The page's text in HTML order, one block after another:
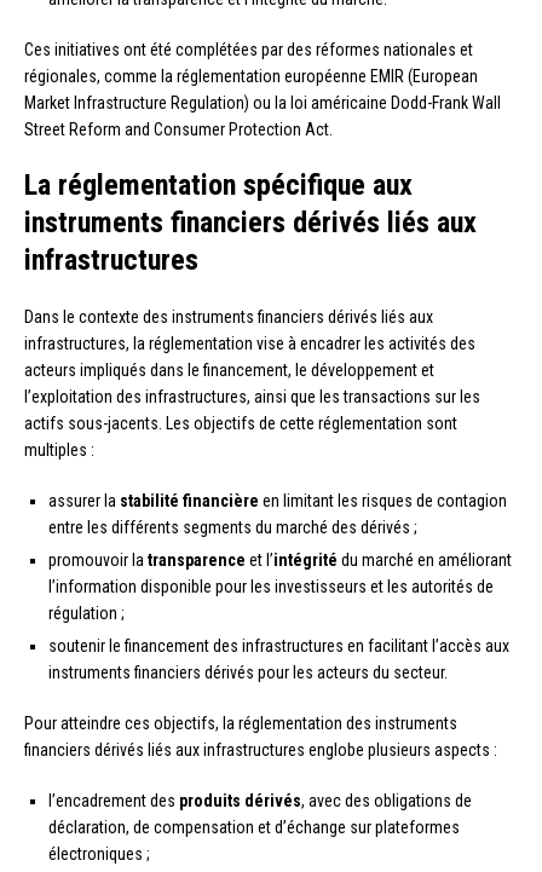
Ces initiatives ont été complétées par des réformes nationales et
régionales, comme la réglementation européenne EMIR (European
Market Infrastructure Regulation) ou la loi américaine Dodd-Frank Wall
Street Reform and Consumer Protection Act.
La réglementation spécifique aux
instruments financiers dérivés liés aux
infrastructures
Dans le contexte des instruments financiers dérivés liés aux
infrastructures, la réglementation vise à encadrer les activités des
acteurs impliqués dans le financement, le développement et
l’exploitation des infrastructures, ainsi que les transactions sur les
actifs sous-jacents. Les objectifs de cette réglementation sont
multiples :
assurer la stabilité financière en limitant les risques de contagion
entre les différents segments du marché des dérivés ;
promouvoir la transparence et l’intégrité du marché en améliorant
l’information disponible pour les investisseurs et les autorités de
régulation ;
soutenir le financement des infrastructures en facilitant l’accès aux
instruments financiers dérivés pour les acteurs du secteur.
Pour atteindre ces objectifs, la réglementation des instruments
financiers dérivés liés aux infrastructures englobe plusieurs aspects :
l’encadrement des produits dérivés, avec des obligations de
déclaration, de compensation et d’échange sur plateformes
électroniques ;